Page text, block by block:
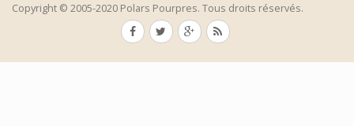
Copyright © 2005-2020 Polars Pourpres. Tous droits réservés.